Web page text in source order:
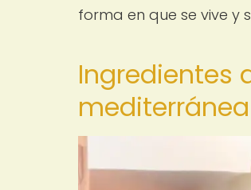
forma en que se vive
Ingredientes
mediterránea